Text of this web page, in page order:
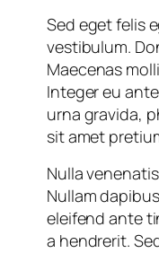
Sed eget felis
vestibulum.
Maecenas
Integer eu
urna gravida,
sit amet
Nulla
Nullam
eleifend ante
a hendrerit.